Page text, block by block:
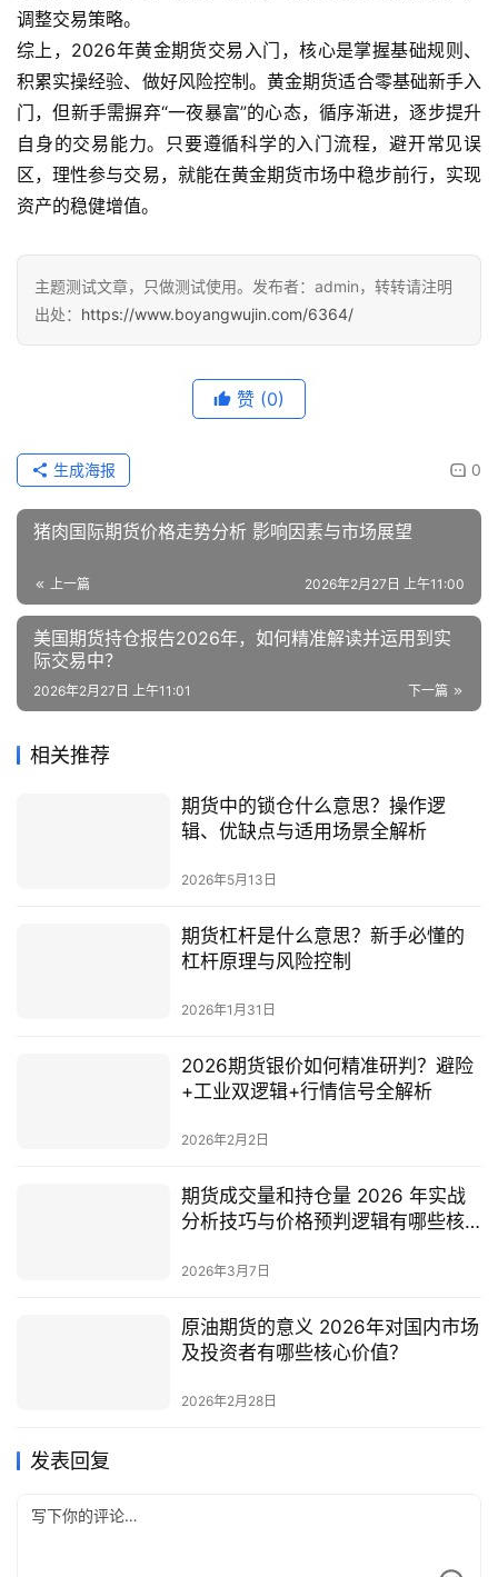
调整交易策略。
综上，2026年黄金期货交易入门，核心是掌握基础规则、
积累实操经验、做好风险控制。黄金期货适合零基础新手入
门，但新手需摒弃“一夜暴富”的心态，循序渐进，逐步提升
自身的交易能力。只要遵循科学的入门流程，避开常见误
区，理性参与交易，就能在黄金期货市场中稳步前行，实现
资产的稳健增值。
主题测试文章，只做测试使用。发布者：admin，转转请注明
出处： https://www.boyangwujin.com/6364/
赞 (0)
0
生成海报
猪肉国际期货价格走势分析 影响因素与市场展望
上一篇 2026年2月27日 上午11:00
美国期货持仓报告2026年，如何精准解读并运用到实
际交易中？
下一篇
2026年2月27日 上午11:01
相关推荐
期货中的锁仓什么意思？操作逻
辑、优缺点与适用场景全解析
2026年5月13日
期货杠杆是什么意思？新手必懂的
杠杆原理与风险控制
2026年1月31日
2026期货银价如何精准研判？避险
+工业双逻辑+行情信号全解析
2026年2月2日
期货成交量和持仓量 2026 年实战
分析技巧与价格预判逻辑有哪些核
2026年3月7日
原油期货的意义 2026年对国内市场
及投资者有哪些核心价值？
2026年2月28日
发表回复